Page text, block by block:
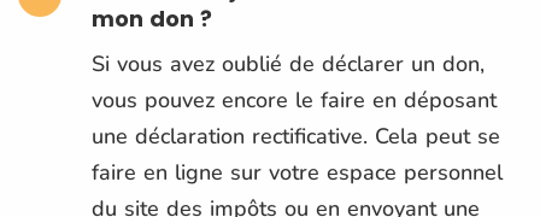
mon don ?
Si vous avez oublié de déclarer un don,
vous pouvez encore le faire en déposant
une déclaration rectificative. Cela peut se
faire en ligne sur votre espace personnel
du site des impôts ou en envoyant une